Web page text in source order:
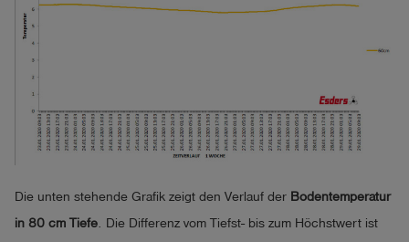
Die unten stehende Grafik zeigt den Verlauf der Bodentemperatur
in 80 cm Tiefe. Die Differenz vom Tiefst- bis zum Höchstwert ist